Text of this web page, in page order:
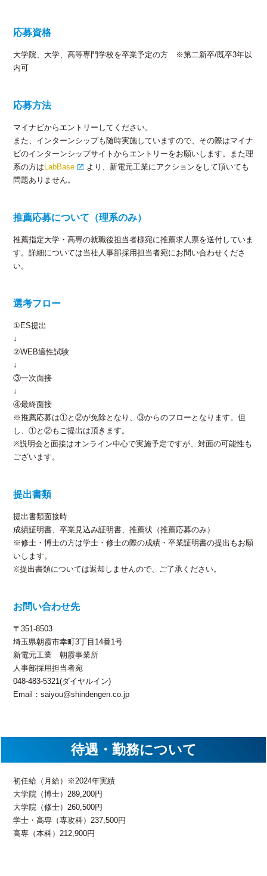
応募資格
大学院、大学、高等専門学校を卒業予定の方 ※第二新卒/既卒3年以
内可
応募方法
マイナビからエントリーしてください。
また、インターンシップも随時実施していますので、その際はマイナ
ビのインターンシップサイトからエントリーをお願いします。また理
系の方は LabBase
より、新電元工業にアクションをして頂いても
問題ありません。
推薦応募について（理系のみ）
推薦指定大学・高専の就職後担当者様宛に推薦求人票を送付していま
す。詳細については当社人事部採用担当者宛にお問い合わせくださ
い。
選考フロー
①ES提出
↓
②WEB適性試験
↓
③一次面接
↓
④最終面接
※推薦応募は①と②が免除となり、③からのフローとなります。但
し、①と②もご提出は頂きます。
※説明会と面接はオンライン中心で実施予定ですが、対面の可能性も
ございます。
提出書類
提出書類面接時
成績証明書、卒業見込み証明書、推薦状（推薦応募のみ）
※修士・博士の方は学士・修士の際の成績・卒業証明書の提出もお願
いします。
※提出書類については返却しませんので、ご了承ください。
お問い合わせ先
〒351-8503
埼玉県朝霞市幸町3丁目14番1号
新電元工業 朝霞事業所
人事部採用担当者宛
048-483-5321(ダイヤルイン)
Email：saiyou@shindengen.co.jp
待遇・勤務について
初任給（月給）※2024年実績
大学院（博士）289,200円
大学院（修士）260,500円
学士・高専（専攻科）237,500円
高専（本科）212,900円